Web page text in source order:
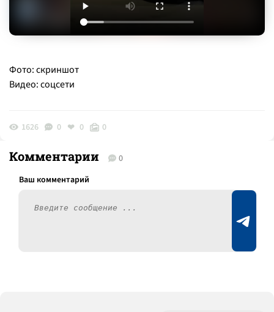
Фото: скриншот
Видео: соцсети
1626 0 0 0
Комментарии 0